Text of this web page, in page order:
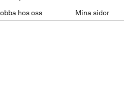
hos oss
Mina sidor